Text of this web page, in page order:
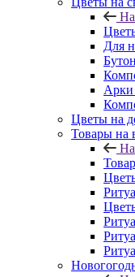
Для
Арки
Цветы на
Товары на